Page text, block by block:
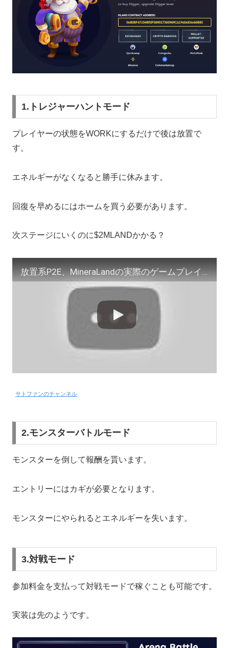
1.トレジャーハントモード
プレイヤーの状態をWORKにするだけで後は放置で
す。
エネルギーがなくなると勝手に休みます。
回復を早めるにはホームを買う必要があります。
次ステージにいくのに$2MLANDかかる？
放置系P2E、MineraLandの実際のゲームプレイ画面を解説
サトファンのチャンネル
2.モンスターバトルモード
モンスターを倒して報酬を貰います。
エントリーにはカギが必要となります。
モンスターにやられるとエネルギーを失います。
3.対戦モード
参加料金を支払って対戦モードで稼ぐことも可能です。
実装は先のようです。